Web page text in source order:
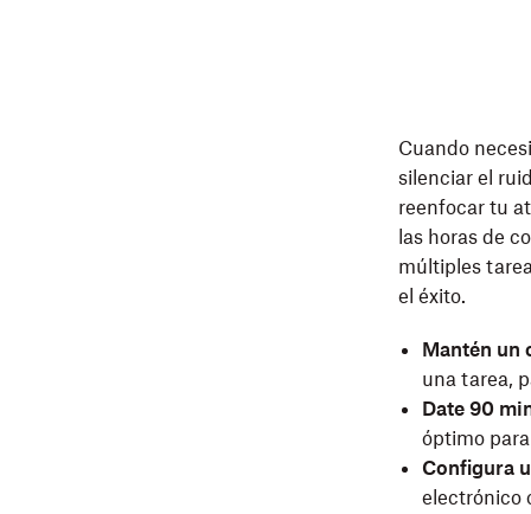
Cuando
silenciar el
reenfocar tu
las horas de
múltiples
el éxito.
Mantén un
una tarea,
Date 90
óptimo
Configura
electrónico